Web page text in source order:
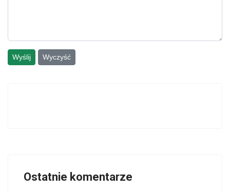
Wyślij Wyczyść
Ostatnie komentarze